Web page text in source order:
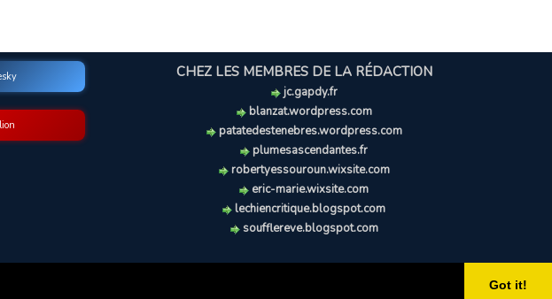
Got it!
CHEZ LES MEMBRES DE LA RÉDACTION
jc.gapdy.fr
blanzat.wordpress.com
patatedestenebres.wordpress.com
plumesascendantes.fr
robertyessouroun.wixsite.com
eric-marie.wixsite.com
lechiencritique.blogspot.com
soufflereve.blogspot.com
droits réservés.
coeur et passion.